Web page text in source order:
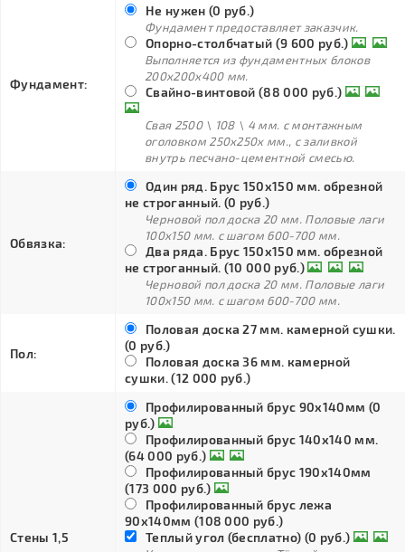
Фундамент:
Не нужен (0 руб.)
Фундамент предоставляет заказчик.
Опорно-столбчатый (9 600 руб.)
Выполняется из фундаментных блоков
200х200х400 мм.
Свайно-винтовой (88 000 руб.)
Свая 2500 \ 108 \ 4 мм. с монтажным
оголовком 250х250х мм., с заливкой
внутрь песчано-цементной смесью.
Обвязка:
Один ряд. Брус 150х150 мм. обрезной
не строганный. (0 руб.)
Черновой пол доска 20 мм. Половые лаги
100х150 мм. с шагом 600-700 мм.
Два ряда. Брус 150х150 мм. обрезной
не строганный. (10 000 руб.)
Черновой пол доска 20 мм. Половые лаги
100х150 мм. с шагом 600-700 мм.
Пол:
Половая доска 27 мм. камерной сушки.
(0 руб.)
Половая доска 36 мм. камерной
сушки. (12 000 руб.)
Стены 1,5
Профилированный брус 90х140мм (0
руб.)
Профилированный брус 140х140 мм.
(64 000 руб.)
Профилированный брус 190х140мм
(173 000 руб.)
Профилированный брус лежа
90х140мм (108 000 руб.)
Теплый угол (бесплатно) (0 руб.)